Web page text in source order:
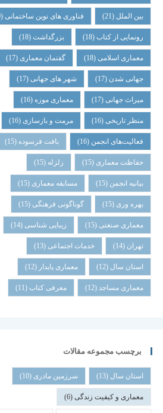
بین الملل (21) فناوری های نوین ساختمانی(19)
رونمایی از کتاب(18) بزرگداشت(18)
معماری اسلامی(18) گفتمان معماری(17)
جهانی شدن (17) شهر های جهانی(17)
میراث جهانی(17) معماری موزه (16)
منظر تاریخی(16) مرمت و بازسازی(16)
فعالیت‌های انجمن (16) بافت فرسوده (15)
حفاظت معماری (15) زلزله (15)
بیانیه انجمن (15) مسابقه معماری (15)
بهره وری (15) گوناگونی فرهنگی (15)
معماری صنعتی (15) زیبایی شناسی (14)
تهران (14) خدمات اجتماعی (13)
استان سال (12) معماری پایدار (12)
معماری مساجد(12) معرفی کتاب (11)
برچسب مجموعه مقالات
استان سال (13) سرزمین مادری (10)
معماری و کیفیت زندگی(6)